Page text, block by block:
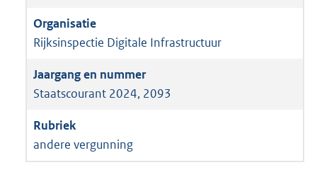
Rijksinspectie Digitale Infrastructuur
Staatscourant 2024, 2093
andere vergunning